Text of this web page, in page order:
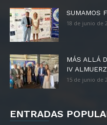
SUMAMOS
18 de junio de
MÁS ALLÁ
IV
15 de junio de
ENTRADAS